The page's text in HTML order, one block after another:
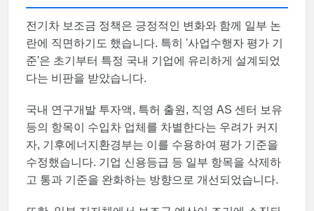
전기차 보조금 정책은 긍정적인 변화와 함께 일부 논
란에 직면하기도 했습니다. 특히 '사업수행자 평가 기
준'은 초기부터 특정 국내 기업에 유리하게 설계되었
다는 비판을 받았습니다.
국내 연구개발 투자액, 특허 출원, 직영 AS 센터 보유
등의 항목이 수입차 업체를 차별한다는 우려가 커지
자, 기후에너지환경부는 이를 수용하여 평가 기준을
수정했습니다. 기업 신용등급 등 일부 항목을 삭제하
고 통과 기준을 완화하는 방향으로 개선되었습니다.